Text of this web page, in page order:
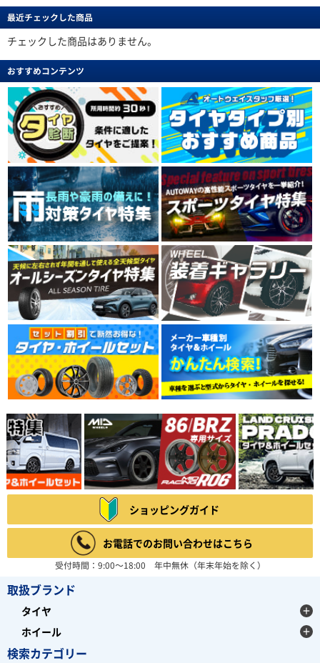
最近チェックした商品
チェックした商品はありません。
おすすめコンテンツ
ショッピングガイド
お電話でのお問い合わせはこちら
受付時間：9:00～18:00 年中無休（年末年始を除く）
取扱ブランド
タイヤ
ホイール
検索カテゴリー